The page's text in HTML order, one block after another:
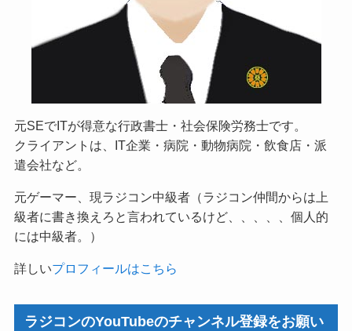
元SEでITが得意な行政書士・社会保険労務士です。
クライアントは、IT企業・病院・動物病院・飲食店・派
遣会社など。
元ゲーマー、現ラジコン中級者（ラジコン仲間からは上
級者に書き換えろと言われているけど、、、、、個人的
には中級者。）
詳しいプロフィールはこちら
ラジコンのYouTubeのチャンネル登録をお願い